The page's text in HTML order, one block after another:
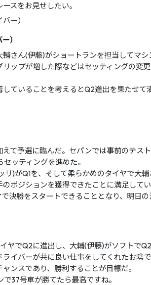
スをお見せしたい。
）
さん(伊藤)がショートランを担当してマシ
ップが増した際などはセッティングの変
ていることを考えるとQ2進出を果たせ
て予選に臨んだ。セパンでは事前のテス
ッティングを進めた。
)がQ1を、そして柔らかめのタイヤで大
ポジションを獲得できたことに満足してい
決勝をスタートできることとなり、明日の
ヤでQ2に進出し、大輔(伊藤)がソフトでQ2
イバーが共に良い仕事をしてくれたお陰
ンスであり、勝利することが目標だ。
37号車が勝てたら最高ですね。